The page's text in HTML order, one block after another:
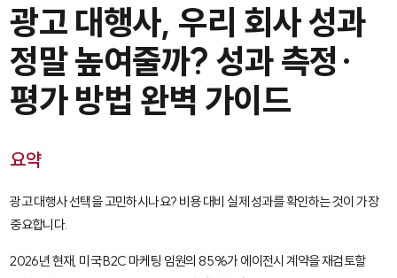
광고 대행사, 우리 회사 성과
정말 높여줄까? 성과 측정·
평가 방법 완벽 가이드
요약
광고 대행사 선택을 고민하시나요? 비용 대비 실제 성과를 확인하는 것이 가장
중요합니다.
2026년 현재, 미국 B2C 마케팅 임원의 85%가 에이전시 계약을 재검토할